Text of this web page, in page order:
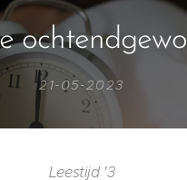
21-05-2023
Leestijd '3